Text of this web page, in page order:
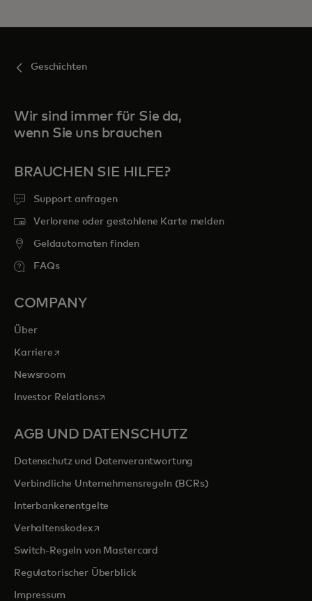
Geschichten
Wir sind immer für Sie da,
wenn Sie uns brauchen
BRAUCHEN SIE HILFE?
Support anfragen
Verlorene oder gestohlene Karte melden
Geldautomaten finden
FAQs
COMPANY
Über
Karrierewird in einer neuen Registerkarte geöffnet
Newsroom
Investor Relationswird in einer neuen Registerkarte geöffnet
AGB UND DATENSCHUTZ
Datenschutz und Datenverantwortung
Verbindliche Unternehmensregeln (BCRs)
Interbankenentgelte
Verhaltenskodexwird in einer neuen Registerkarte geöffnet
Switch-Regeln von Mastercard
Regulatorischer Überblick
Impressum